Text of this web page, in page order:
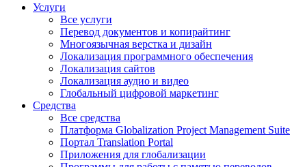
Услуги
Все услуги
Перевод документов и копирайтинг
Многоязычная верстка и дизайн
Локализация программного обеспечения
Локализация сайтов
Локализация аудио и видео
Глобальный цифровой маркетинг
Средства
Все средства
Платформа Globalization Project Management Suite
Портал Translation Portal
Приложения для глобализации